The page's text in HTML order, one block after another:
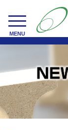
toggle
navigation
MENU